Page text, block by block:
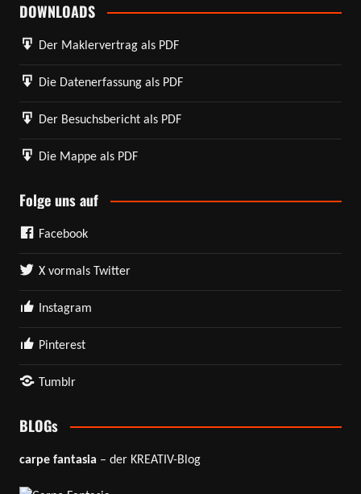
DOWNLOADS
Der Maklervertrag als PDF
Die Datenerfassung als PDF
Der Besuchsbericht als PDF
Die Mappe als PDF
Folge uns auf
Facebook
X vormals Twitter
Instagram
Pinterest
Tumblr
BLOGs
carpe fantasia – der KREATIV-Blog